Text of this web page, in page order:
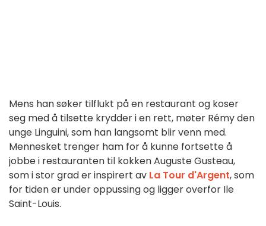
Mens han søker tilflukt på en restaurant og koser
seg med å tilsette krydder i en rett, møter Rémy den
unge Linguini, som han langsomt blir venn med.
Mennesket trenger ham for å kunne fortsette å
jobbe i restauranten til kokken Auguste Gusteau,
som i stor grad er inspirert av La Tour d'Argent, som
for tiden er under oppussing og ligger overfor Ile
Saint-Louis.